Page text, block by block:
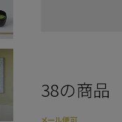
38の商品